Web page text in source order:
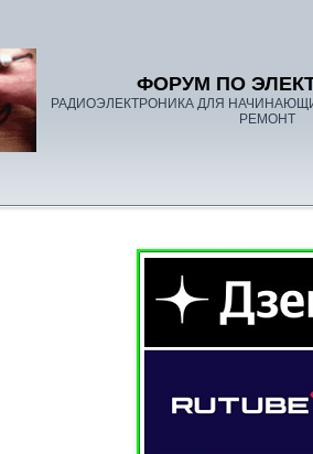
ФОРУМ ПО
РАДИОЭЛЕКТРОНИКА ДЛЯ
РЕМОНТ